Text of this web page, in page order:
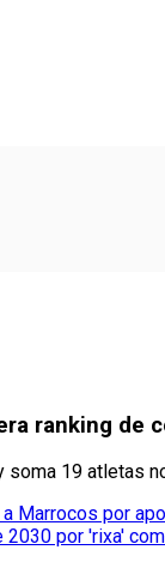
ranking de
19 atletas
Marrocos por
2030 por 'rixa'